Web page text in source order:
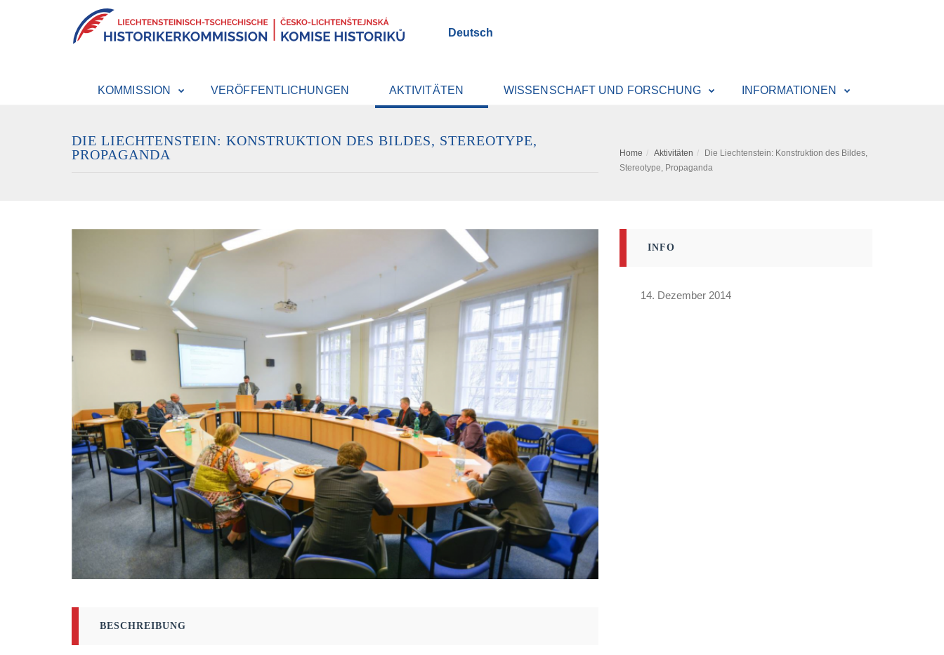
KOMMISSION VERÖFFENTLICHUNGEN AKTIVITÄTEN WISSENSCHAFT UND FORSCHUNG INFORMATIONEN
Deutsch
DIE LIECHTENSTEIN: KONSTRUKTION DES BILDES, STEREOTYPE,
PROPAGANDA
Home Aktivitäten
Die Liechtenstein: Konstruktion des Bildes,
Stereotype, Propaganda
BESCHREIBUNG
INFO
14. Dezember 2014